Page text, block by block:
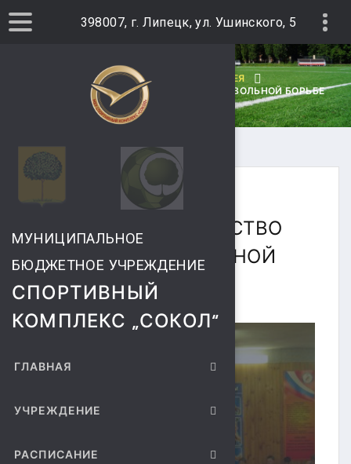
398007, г. Липецк, ул. Ушинского, 5
МУНИЦИПАЛЬНОЕ
БЮДЖЕТНОЕ УЧРЕЖДЕНИЕ
СПОРТИВНЫЙ
КОМПЛЕКС „СОКОЛ“
ГЛАВНАЯ
УЧРЕЖДЕНИЕ
РАСПИСАНИЕ
ГЛАВНАЯ
ФОТОГАЛЕРЕЯ
"ОТКРЫТОЕ ПЕРВЕНСТВО СШОР №9" ПО ВОЛЬНОЙ БОРЬБЕ
24 ОКТЯБРЯ 2016
"ОТКРЫТОЕ ПЕРВЕНСТВО
СШОР №9" ПО ВОЛЬНОЙ
БОРЬБЕ